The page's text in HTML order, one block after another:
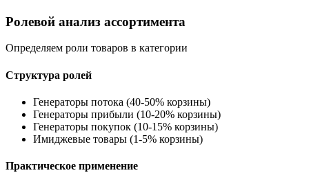
Ролевой анализ ассортимента
Определяем роли товаров в категории
Структура ролей
Генераторы потока (40-50% корзины)
Генераторы прибыли (10-20% корзины)
Генераторы покупок (10-15% корзины)
Имиджевые товары (1-5% корзины)
Практическое применение